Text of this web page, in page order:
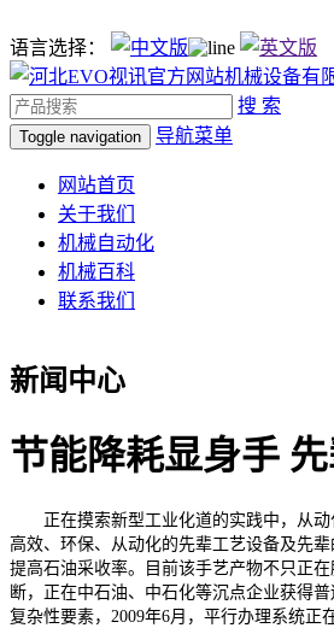
语言选择：
搜 索
Toggle navigation 导航菜单
网站首页
关于我们
机械自动化
机械百科
联系我们
新闻中心
节能降耗显身手
正在摸索新型工业化道的实践中，从动
高效、环保、从动化的先辈工艺设备及先
提高石油采收率。目前该手艺产物不只正
断，正在中石油、中石化等沉点企业获得
复杂性要素，2009年6月，平行办理系统